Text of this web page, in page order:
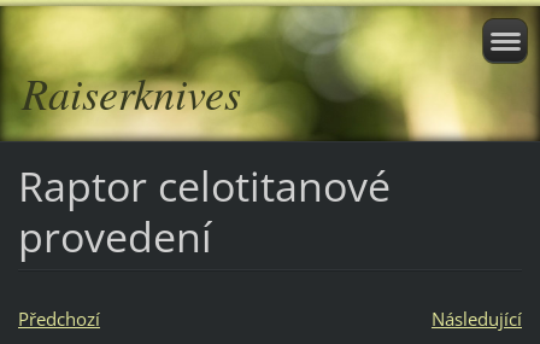
Raiserknives
Raptor celotitanové
provedení
Předchozí
Následující